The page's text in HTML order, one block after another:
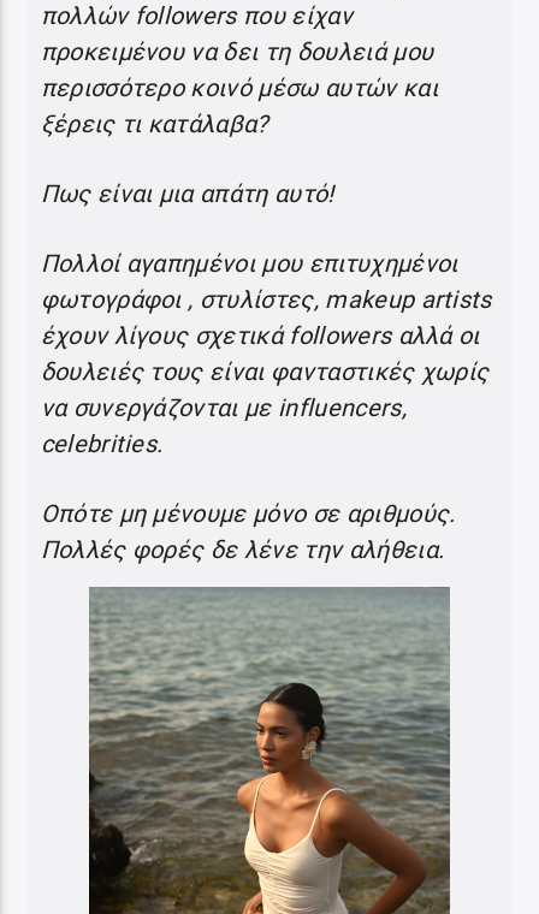
πολλών followers που είχαν
προκειμένου να δει τη δουλειά μου
περισσότερο κοινό μέσω αυτών και
ξέρεις τι κατάλαβα?
Πως είναι μια απάτη αυτό!
Πολλοί αγαπημένοι μου επιτυχημένοι
φωτογράφοι , στυλίστες, makeup artists
έχουν λίγους σχετικά followers αλλά οι
δουλειές τους είναι φανταστικές χωρίς
να συνεργάζονται με influencers,
celebrities.
Οπότε μη μένουμε μόνο σε αριθμούς.
Πολλές φορές δε λένε την αλήθεια.